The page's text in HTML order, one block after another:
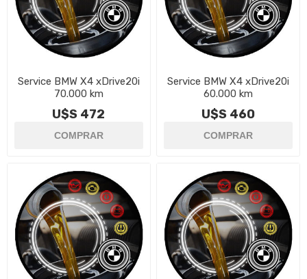
Service BMW X4 xDrive20i
70.000 km
U$S 472
Service BMW X4 xDrive20i
60.000 km
U$S 460